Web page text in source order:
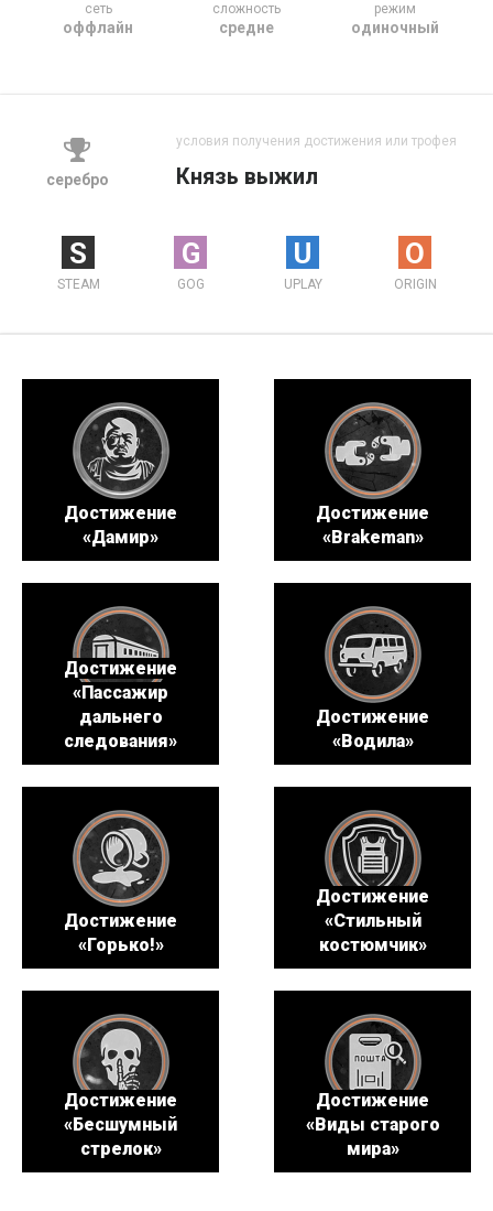
сеть
оффлайн
сложность
средне
режим
одиночный
серебро
условия получения достижения или трофея
Князь выжил
S
STEAM
G
GOG
U
UPLAY
O
ORIGIN
Достижение
«Дамир»
Достижение
«Brakeman»
Достижение
«Пассажир
дальнего
следования»
Достижение
«Водила»
Достижение
«Горько!»
Достижение
«Стильный
костюмчик»
Достижение
«Бесшумный
стрелок»
Достижение
«Виды старого
мира»